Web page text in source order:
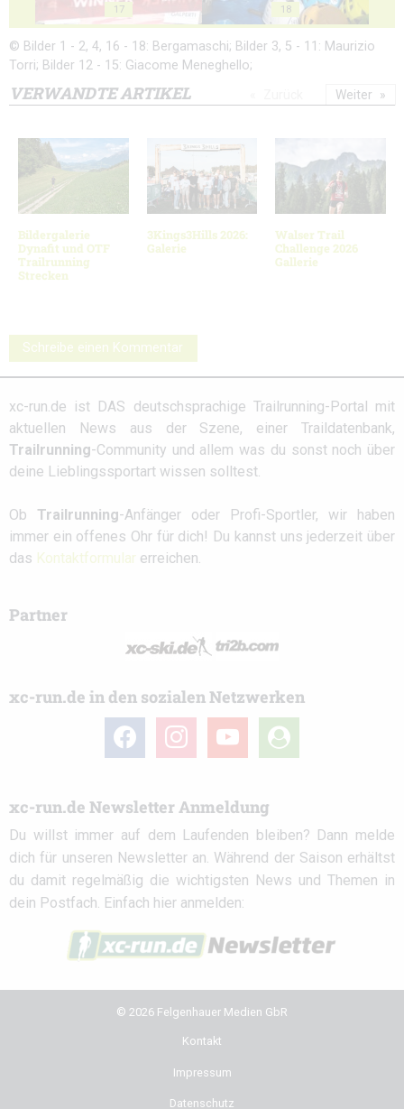
17 18
© Bilder 1 - 2, 4, 16 - 18: Bergamaschi; Bilder 3, 5 - 11: Maurizio
Torri; Bilder 12 - 15: Giacome Meneghello;
VERWANDTE ARTIKEL
Bildergalerie
Dynafit und OTF
Trailrunning
Strecken
3Kings3Hills 2026:
Galerie
Walser Trail
Challenge 2026
Gallerie
Weiter
Schreibe einen Kommentar
xc-run.de ist DAS deutschsprachige Trailrunning-Portal mit
aktuellen News aus der Szene, einer Traildatenbank,
Trailrunning-Community und allem was du sonst noch über
deine Lieblingssportart wissen solltest.
Ob Trailrunning-Anfänger oder Profi-Sportler, wir haben
immer ein offenes Ohr für dich! Du kannst uns jederzeit über
das Kontaktformular erreichen.
Partner
xc-run.de in den sozialen Netzwerken
facebook instagramyoutube
user-
circle
xc-run.de Newsletter Anmeldung
Du willst immer auf dem Laufenden bleiben? Dann melde
dich für unseren Newsletter an. Während der Saison erhältst
du damit regelmäßig die wichtigsten News und Themen in
dein Postfach. Einfach hier anmelden:
© 2026 Felgenhauer Medien GbR
Kontakt
Impressum
Datenschutz